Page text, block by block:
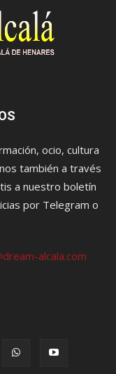
ocio, cultura
también a través
a nuestro boletín
por Telegram o
alcala.com